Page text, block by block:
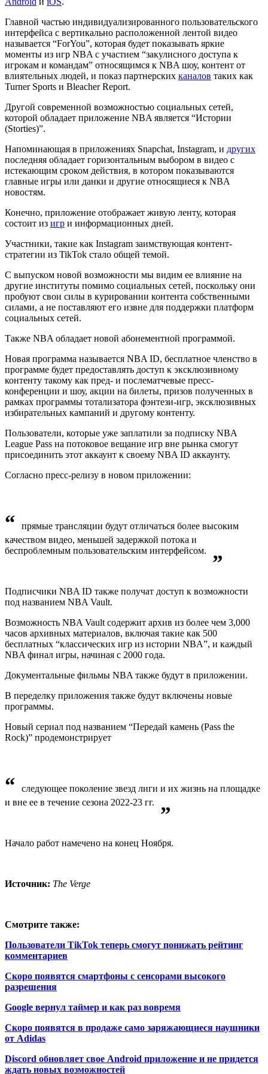
Главной частью индивидуализированного пользовательского
интерфейса с вертикально расположенной лентой видео
называется “ForYou”, которая будет показывать яркие
моменты из игр NBA с участием “закулисного доступа к
игрокам и командам” относящимся к NBA шоу, контент от
влиятельных людей, и показ партнерских каналов таких как
Turner Sports и Bleacher Report.
Другой современной возможностью социальных сетей,
которой обладает приложение NBA является “Истории
(Storties)”.
Напоминающая в приложениях Snapchat, Instagram, и других
последняя обладает горизонтальным выбором в видео с
истекающим сроком действия, в котором показываются
главные игры или данки и другие относящиеся к NBA
новостям.
Конечно, приложение отображает живую ленту, которая
состоит из игр и информационных дней.
Участники, такие как Instagram заимствующая контент-
стратегии из TikTok стало общей темой.
С выпуском новой возможности мы видим ее влияние на
другие институты помимо социальных сетей, поскольку они
пробуют свои силы в курировании контента собственными
силами, а не поставляют его извне для поддержки платформ
социальных сетей.
Также NBA обладает новой абонементной программой.
Новая программа называется NBA ID, бесплатное членство в
программе будет предоставлять доступ к эксклюзивному
контенту такому как пред- и послематчевые пресс-
конференции и шоу, акции на билеты, призов полученных в
рамках программы тотализатора фэнтези-игр, эксклюзивных
избирательных кампаний и другому контенту.
Пользователи, которые уже заплатили за подписку NBA
League Pass на потоковое вещание игр вне рынка смогут
присоединить этот аккаунт к своему NBA ID аккаунту.
Согласно пресс-релизу в новом приложении:
“
прямые трансляции будут отличаться более высоким
качеством видео, меньшей задержкой потока и
беспроблемным пользовательским интерфейсом.
”
Подписчики NBA ID также получат доступ к возможности
под названием NBA Vault.
Возможность NBA Vault содержит архив из более чем 3,000
часов архивных материалов, включая такие как 500
бесплатных “классических игр из истории NBA”, и каждый
NBA финал игры, начиная с 2000 года.
Документальные фильмы NBA также будут в приложении.
В переделку приложения также будут включены новые
программы.
Новый сериал под названием “Передай камень (Pass the
Rock)” продемонстрирует
“
следующее поколение звезд лиги и их жизнь на площадке
и вне ее в течение сезона 2022-23 гг.
”
Начало работ намечено на конец Ноября.
Источник: The Verge
Смотрите также:
Пользователи TikTok теперь смогут понижать рейтинг
комментариев
Скоро появятся смартфоны с сенсорами высокого
разрешения
Google вернул таймер и как раз вовремя
Скоро появятся в продаже само заряжающиеся наушники
от Adidas
Discord обновляет свое Android приложение и не придется
ждать новых возможностей